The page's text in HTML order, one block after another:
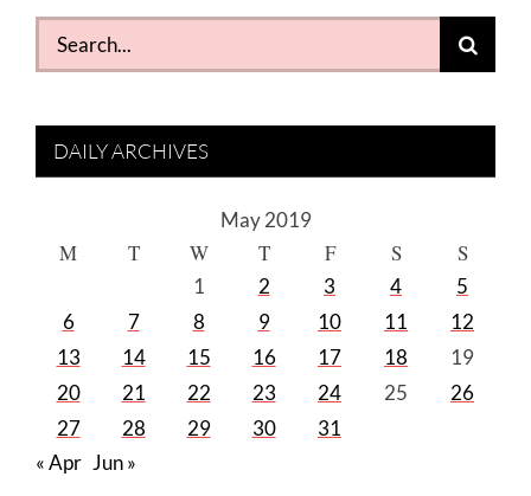
Search
for:
DAILY ARCHIVES
May 2019
M T W T F S S
1 2 3 4
5
6
7 8 9 10 11
12
13
14 15 16 17 18
19
20
21 22 23 24 25
26
27
28 29 30
31
« Apr Jun »